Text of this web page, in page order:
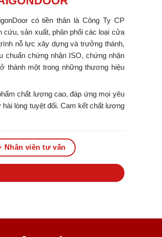
có tiền thân là Công Ty CP
sản xuất, phân phối các loại cửa
nỗ lực xây dựng và trưởng thành,
chuẩn chứng nhận ISO, chứng nhận
thành một trong những thương hiệu
chất lượng cao, đáp ứng mọi yêu
lòng tuyệt đối. Cam kết chất lượng
Nhân viên tư vấn